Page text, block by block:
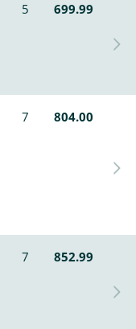
5 699.99
7 804.00
7 852.99